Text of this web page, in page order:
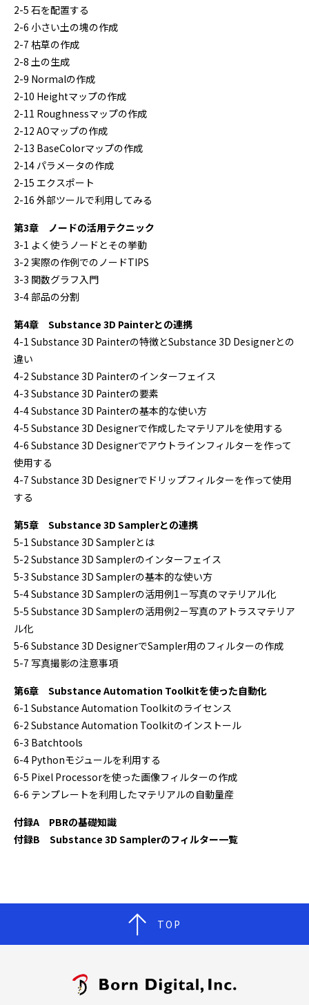
2-5 石を配置する
2-6 小さい土の塊の作成
2-7 枯草の作成
2-8 土の生成
2-9 Normalの作成
2-10 Heightマップの作成
2-11 Roughnessマップの作成
2-12 AOマップの作成
2-13 BaseColorマップの作成
2-14 パラメータの作成
2-15 エクスポート
2-16 外部ツールで利用してみる
第3章 ノードの活用テクニック
3-1 よく使うノードとその挙動
3-2 実際の作例でのノードTIPS
3-3 関数グラフ入門
3-4 部品の分割
第4章 Substance 3D Painterとの連携
4-1 Substance 3D Painterの特徴とSubstance 3D Designerとの
違い
4-2 Substance 3D Painterのインターフェイス
4-3 Substance 3D Painterの要素
4-4 Substance 3D Painterの基本的な使い方
4-5 Substance 3D Designerで作成したマテリアルを使用する
4-6 Substance 3D Designerでアウトラインフィルターを作って
使用する
4-7 Substance 3D Designerでドリップフィルターを作って使用
する
第5章 Substance 3D Samplerとの連携
5-1 Substance 3D Samplerとは
5-2 Substance 3D Samplerのインターフェイス
5-3 Substance 3D Samplerの基本的な使い方
5-4 Substance 3D Samplerの活用例1－写真のマテリアル化
5-5 Substance 3D Samplerの活用例2－写真のアトラスマテリア
ル化
5-6 Substance 3D DesignerでSampler用のフィルターの作成
5-7 写真撮影の注意事項
第6章 Substance Automation Toolkitを使った自動化
6-1 Substance Automation Toolkitのライセンス
6-2 Substance Automation Toolkitのインストール
6-3 Batchtools
6-4 Pythonモジュールを利用する
6-5 Pixel Processorを使った画像フィルターの作成
6-6 テンプレートを利用したマテリアルの自動量産
付録A PBRの基礎知識
付録B Substance 3D Samplerのフィルター一覧
TOP